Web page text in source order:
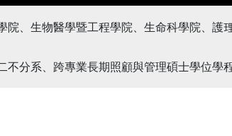
院、生物醫學暨工程學院、生命科學院、護
不分系、跨專業長期照顧與管理碩士學位學